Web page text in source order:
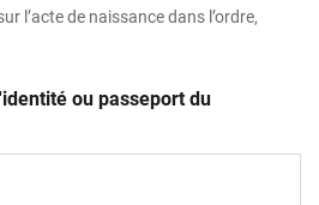
l’acte de naissance dans l’ordre,
ou passeport du